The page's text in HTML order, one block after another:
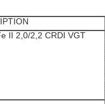
II 2,0/2,2 CRDI VGT